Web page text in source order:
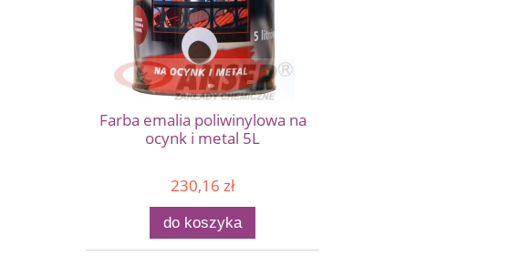
Farba emalia poliwinylowa na
ocynk i metal 5L
230,16 zł
do koszyka